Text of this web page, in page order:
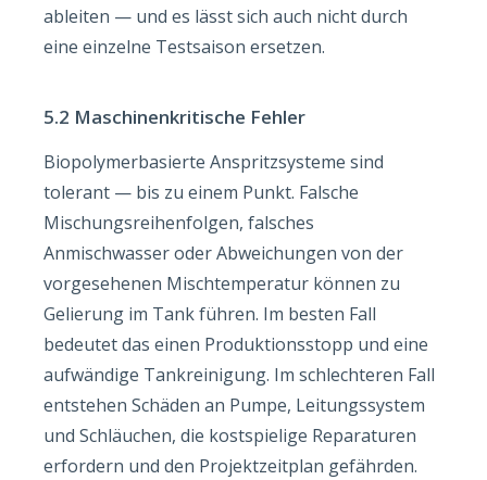
ableiten — und es lässt sich auch nicht durch
eine einzelne Testsaison ersetzen.
5.2 Maschinenkritische Fehler
Biopolymerbasierte Anspritzsysteme sind
tolerant — bis zu einem Punkt. Falsche
Mischungsreihenfolgen, falsches
Anmischwasser oder Abweichungen von der
vorgesehenen Mischtemperatur können zu
Gelierung im Tank führen. Im besten Fall
bedeutet das einen Produktionsstopp und eine
aufwändige Tankreinigung. Im schlechteren Fall
entstehen Schäden an Pumpe, Leitungssystem
und Schläuchen, die kostspielige Reparaturen
erfordern und den Projektzeitplan gefährden.